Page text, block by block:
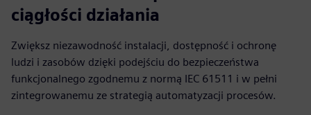
ciągłości działania
Zwiększ niezawodność instalacji, dostępność i ochronę
ludzi i zasobów dzięki podejściu do bezpieczeństwa
funkcjonalnego zgodnemu z normą IEC 61511 i w pełni
zintegrowanemu ze strategią automatyzacji procesów.